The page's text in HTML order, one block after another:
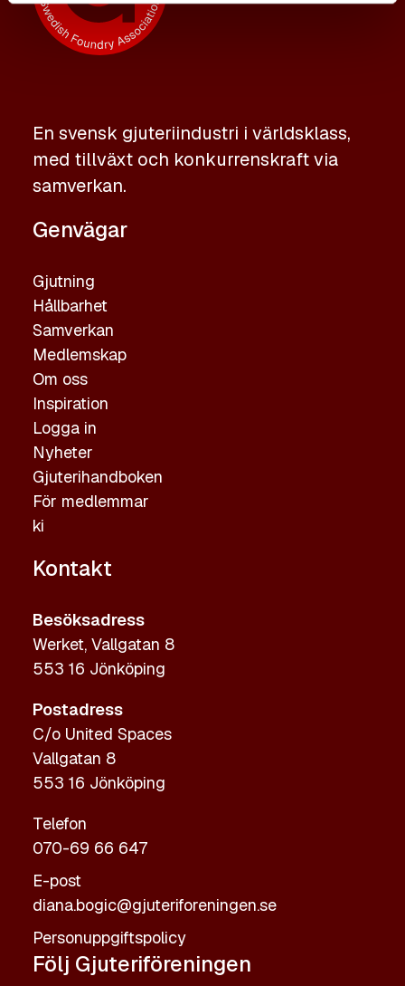
En svensk gjuteriindustri i världsklass,
med tillväxt och konkurrenskraft via
samverkan.
Genvägar
Gjutning
Hållbarhet
Samverkan
Medlemskap
Om oss
Inspiration
Logga in
Nyheter
Gjuterihandboken
För medlemmar
ki
Kontakt
Besöksadress
Werket, Vallgatan 8
553 16 Jönköping
Postadress
C/o United Spaces
Vallgatan 8
553 16 Jönköping
Telefon
070-69 66 647
E-post
diana.bogic@gjuteriforeningen.se
Personuppgiftspolicy
Följ Gjuteriföreningen